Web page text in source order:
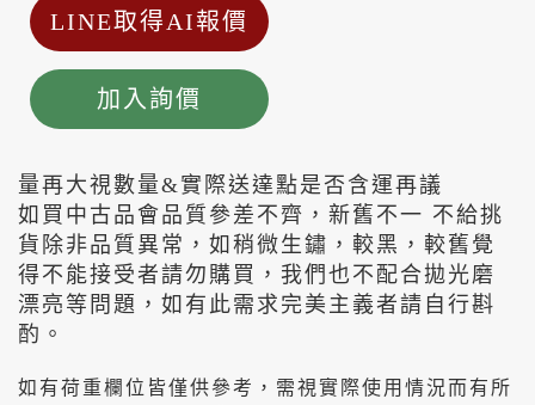
LINE取得AI報價
加入詢價
量再大視數量&實際送達點是否含運再議
如買中古品會品質參差不齊，新舊不一 不給挑
貨除非品質異常，如稍微生鏽，較黑，較舊覺
得不能接受者請勿購買，我們也不配合拋光磨
漂亮等問題，如有此需求完美主義者請自行斟
酌。
如有荷重欄位皆僅供參考，需視實際使用情況而有所